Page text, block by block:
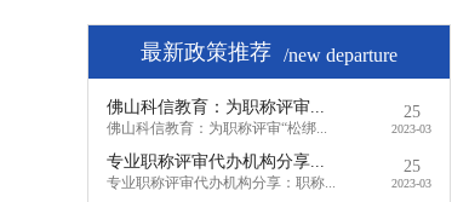
最新政策推荐 /new departure
佛山科信教育：为职称评审...
佛山科信教育：为职称评审“松绑...
25
2023-03
专业职称评审代办机构分享...
专业职称评审代办机构分享：职称...
25
2023-03